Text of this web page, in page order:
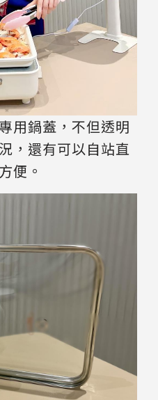
用鍋蓋，不但透明
，還有可以自站直
便。